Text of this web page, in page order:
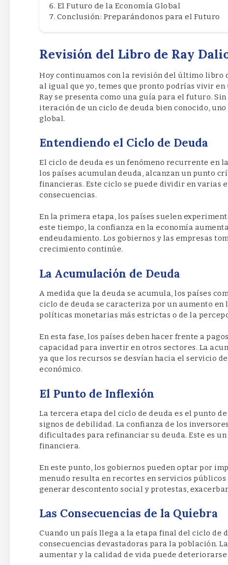
El Futuro de la Economía Global
Conclusión: Preparándonos para el Futuro
Revisión del Libro de Ray
Hoy continuamos con la revisión del último libro
al igual que yo, temes que pronto podrías vivir
Ray se presenta como una guía para el futuro.
iteración de un ciclo de deuda bien conocido,
global.
Entendiendo el Ciclo de Deuda
El ciclo de deuda es un fenómeno recurrente en
los países acumulan deuda, alcanzan un punto
financieras. Este ciclo se puede dividir en varias
consecuencias.
En la primera etapa, los países suelen
este tiempo, la confianza en la economía
endeudamiento. Los gobiernos y las empresas
crecimiento continúe.
La Acumulación de Deuda
A medida que la deuda se acumula, los países
ciclo de deuda se caracteriza por un aumento en
políticas monetarias más estrictas o de la
En esta fase, los países deben hacer frente a
capacidad para invertir en otros sectores. La
ya que los recursos se desvían hacia el servicio
económico.
El Punto de Inflexión
La tercera etapa del ciclo de deuda es el punto
signos de debilidad. La confianza de los
dificultades para refinanciar su deuda. Este es
financiera.
En este punto, los gobiernos pueden optar por
menudo resulta en recortes en servicios públicos
generar descontento social y protestas,
Las Consecuencias de la Quiebra
Cuando un país llega a la etapa final del ciclo de
consecuencias devastadoras para la población.
aumentar y la calidad de vida puede